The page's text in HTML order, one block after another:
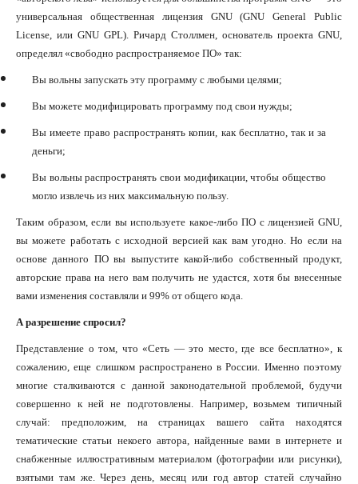
универсальная общественная лицензия GNU (GNU General Public
License, или GNU GPL). Ричард Столлмен, основатель проекта GNU,
определял «свободно распространяемое ПО» так:
Вы вольны запускать эту программу с любыми целями;
Вы можете модифицировать программу под свои нужды;
Вы имеете право распространять копии, как бесплатно, так и за
деньги;
Вы вольны распространять свои модификации, чтобы общество
могло извлечь из них максимальную пользу.
Таким образом, если вы используете какое-либо ПО с лицензией GNU,
вы можете работать с исходной версией как вам угодно. Но если на
основе данного ПО вы выпустите какой-либо собственный продукт,
авторские права на него вам получить не удастся, хотя бы внесенные
вами изменения составляли и 99% от общего кода.
А разрешение спросил?
Представление о том, что «Сеть — это место, где все бесплатно», к
сожалению, еще слишком распространено в России. Именно поэтому
многие сталкиваются с данной законодательной проблемой, будучи
совершенно к ней не подготовлены. Например, возьмем типичный
случай: предположим, на страницах вашего сайта находятся
тематические статьи некоего автора, найденные вами в интернете и
снабженные иллюстративным материалом (фотографии или рисунки),
взятыми там же. Через день, месяц или год автор статей случайно